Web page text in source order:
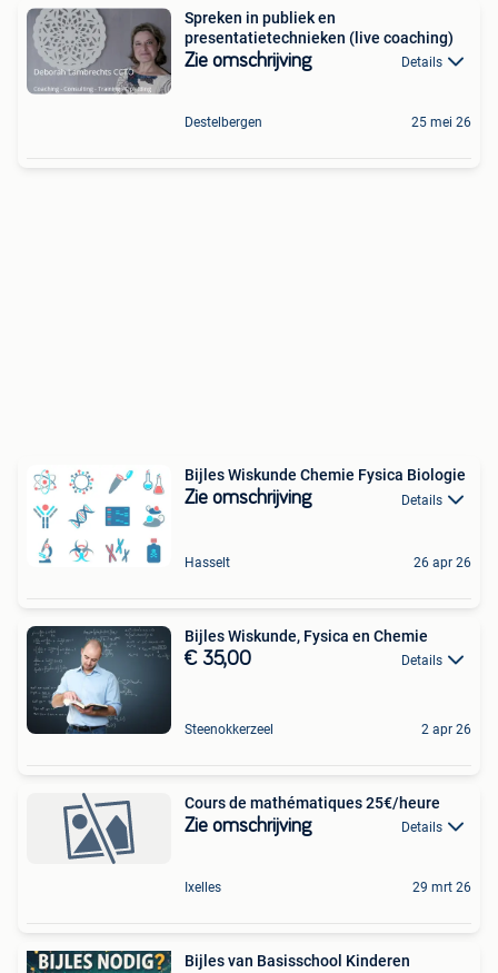
Spreken in publiek en
presentatietechnieken (live coaching)
Zie omschrijving Details
Destelbergen 25 mei 26
Bijles Wiskunde Chemie Fysica Biologie
Zie omschrijving Details
Hasselt 26 apr 26
Bijles Wiskunde, Fysica en Chemie
€ 35,00 Details
Steenokkerzeel 2 apr 26
Cours de mathématiques 25€/heure
Zie omschrijving Details
Ixelles 29 mrt 26
Bijles van Basisschool Kinderen